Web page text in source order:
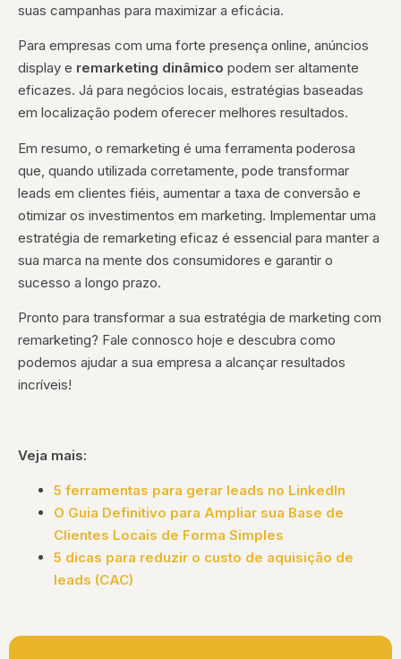
suas campanhas para maximizar a eficácia.
Para empresas com uma forte presença online, anúncios
display e remarketing dinâmico podem ser altamente
eficazes. Já para negócios locais, estratégias baseadas
em localização podem oferecer melhores resultados.
Em resumo, o remarketing é uma ferramenta poderosa
que, quando utilizada corretamente, pode transformar
leads em clientes fiéis, aumentar a taxa de conversão e
otimizar os investimentos em marketing. Implementar uma
estratégia de remarketing eficaz é essencial para manter a
sua marca na mente dos consumidores e garantir o
sucesso a longo prazo.
Pronto para transformar a sua estratégia de marketing com
remarketing? Fale connosco hoje e descubra como
podemos ajudar a sua empresa a alcançar resultados
incríveis!
Veja mais:
5 ferramentas para gerar leads no LinkedIn
O Guia Definitivo para Ampliar sua Base de
Clientes Locais de Forma Simples
5 dicas para reduzir o custo de aquisição de
leads (CAC)